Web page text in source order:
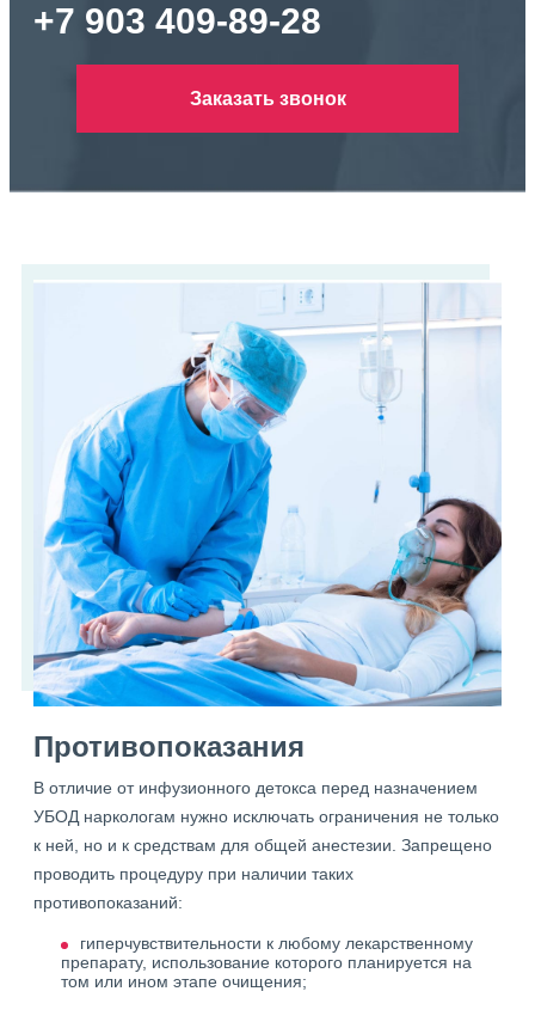
+7 903 409-89-28
Заказать звонок
Противопоказания
В отличие от инфузионного детокса перед назначением
УБОД наркологам нужно исключать ограничения не только
к ней, но и к средствам для общей анестезии. Запрещено
проводить процедуру при наличии таких
противопоказаний:
гиперчувствительности к любому лекарственному
препарату, использование которого планируется на
том или ином этапе очищения;